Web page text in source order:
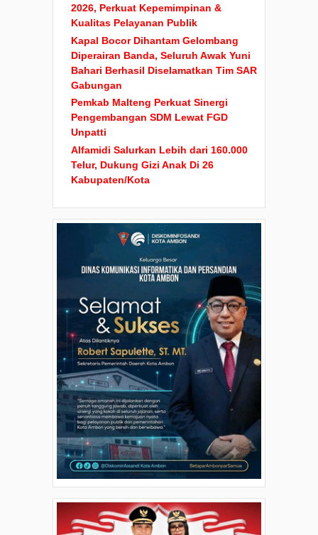
2026, Perkuat Kepemimpinan &
Kualitas Pelayanan Publik
Kapal Bocor Dihantam Gelombang
Diperairan Banda, Seluruh Awak Yuni
Bahari Berhasil Diselamatkan Tim SAR
Gabungan
Pemkab Malteng Perkuat Sinergi
Pengembangan SDM Lewat FGD
Unpatti
Alfamidi Salurkan Lebih dari 160.000
Telur, Dukung Gizi Anak Di 26
Kabupaten/Kota